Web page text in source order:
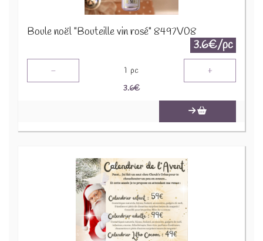
Boule noël "Bouteille vin rosé" 8497V08
3.6€/pc
- 1 pc +
3.6€